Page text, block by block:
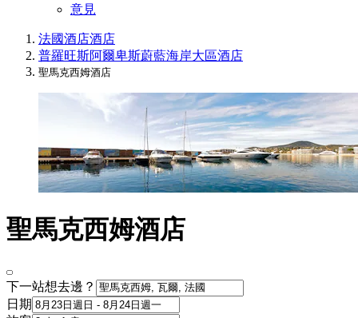
意見
法國酒店酒店
普羅旺斯阿爾卑斯蔚藍海岸大區酒店
聖馬克西姆酒店
聖馬克西姆酒店
下一站想去邊？
日期